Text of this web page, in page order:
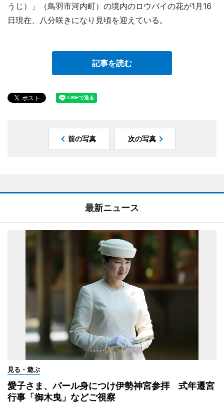
うじ）」（鳥羽市河内町）の境内のロウバイの花が1月16
日現在、八分咲きになり見頃を迎えている。
記事を読む
前の写真 次の写真
最新ニュース
見る・遊ぶ
愛子さま、パール身につけ伊勢神宮参拝 式年遷宮
行事「御木曳」などご視察